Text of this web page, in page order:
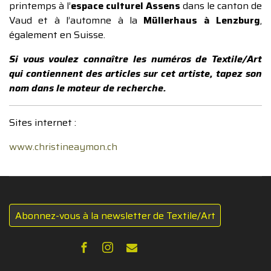
printemps à l’espace culturel Assens dans le canton de
Vaud et à l’automne à la Müllerhaus à Lenzburg,
également en Suisse.
Si vous voulez connaître les numéros de Textile/Art
qui contiennent des articles sur cet artiste, tapez son
nom dans le moteur de recherche.
Sites internet :
www.christineaymon.ch
Abonnez-vous à la newsletter de Textile/Art